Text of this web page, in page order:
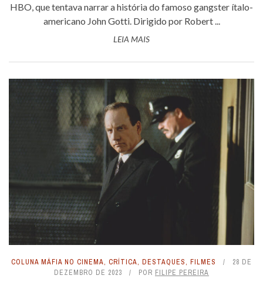
HBO, que tentava narrar a história do famoso gangster ítalo-
americano John Gotti. Dirigido por Robert ...
LEIA MAIS
COLUNA MÁFIA NO CINEMA, CRÍTICA, DESTAQUES, FILMES
28 DE
DEZEMBRO DE 2023
POR FILIPE PEREIRA